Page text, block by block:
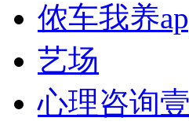
侬车我养
艺场
心理咨询